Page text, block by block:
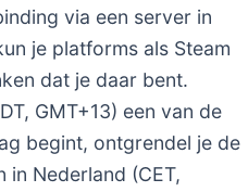
via een server in
je platforms als Steam
dat je daar bent.
GMT+13) een van de
begint, ontgrendel je de
in Nederland (CET,